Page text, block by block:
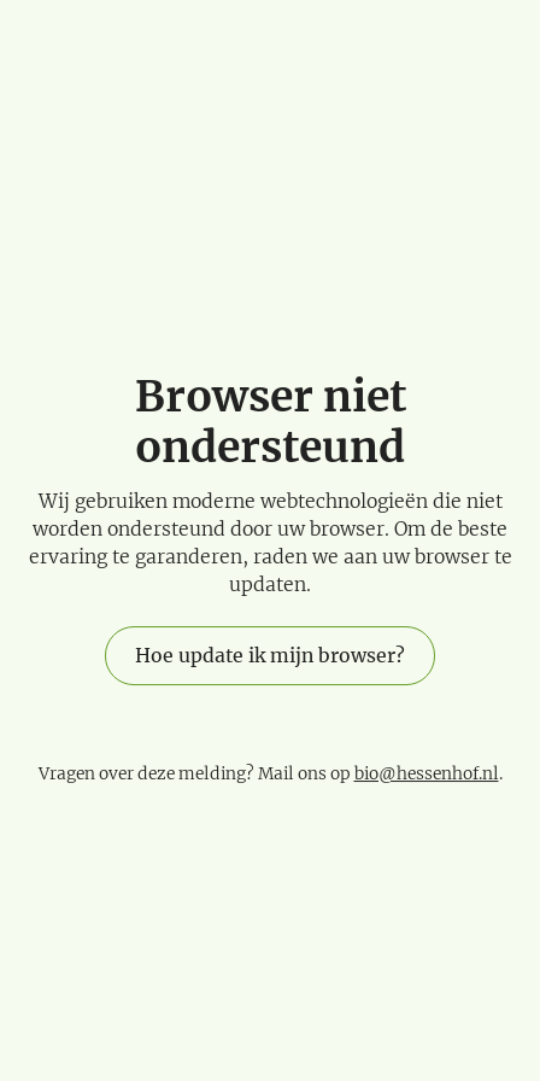
Browser niet
ondersteund
Wij gebruiken moderne webtechnologieën die niet
worden ondersteund door uw browser. Om de beste
ervaring te garanderen, raden we aan uw browser te
updaten.
Hoe update ik mijn browser?
Vragen over deze melding? Mail ons op bio@hessenhof.nl.